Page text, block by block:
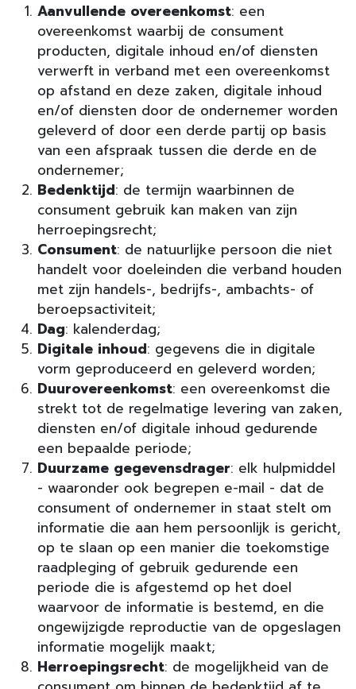
Aanvullende overeenkomst: een
overeenkomst waarbij de consument
producten, digitale inhoud en/of diensten
verwerft in verband met een overeenkomst
op afstand en deze zaken, digitale inhoud
en/of diensten door de ondernemer worden
geleverd of door een derde partij op basis
van een afspraak tussen die derde en de
ondernemer;
Bedenktijd: de termijn waarbinnen de
consument gebruik kan maken van zijn
herroepingsrecht;
Consument: de natuurlijke persoon die niet
handelt voor doeleinden die verband houden
met zijn handels-, bedrijfs-, ambachts- of
beroepsactiviteit;
Dag: kalenderdag;
Digitale inhoud: gegevens die in digitale
vorm geproduceerd en geleverd worden;
Duurovereenkomst: een overeenkomst die
strekt tot de regelmatige levering van zaken,
diensten en/of digitale inhoud gedurende
een bepaalde periode;
Duurzame gegevensdrager: elk hulpmiddel
- waaronder ook begrepen e-mail - dat de
consument of ondernemer in staat stelt om
informatie die aan hem persoonlijk is gericht,
op te slaan op een manier die toekomstige
raadpleging of gebruik gedurende een
periode die is afgestemd op het doel
waarvoor de informatie is bestemd, en die
ongewijzigde reproductie van de opgeslagen
informatie mogelijk maakt;
Herroepingsrecht: de mogelijkheid van de